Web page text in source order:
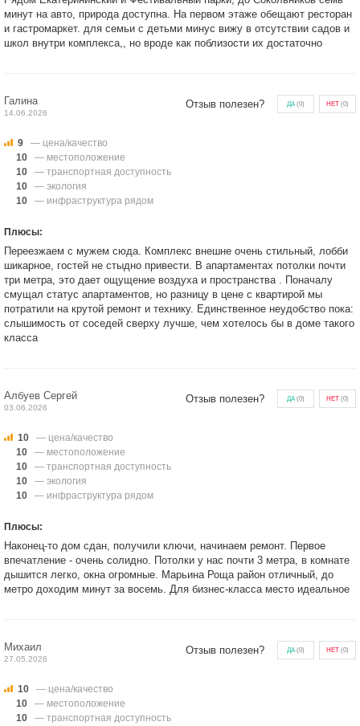
минут на авто, природа доступна. На первом этаже обещают ресторан
и гастромаркет. для семьи с детьми минус вижу в отсутствии садов и
школ внутри комплекса,, но вроде как поблизости их достаточно
Галина
14.06.2026
Отзыв полезен? ДА(0) НЕТ (0)
9
— цена/качество
10
— местоположение
10
— транспортная доступность
10
— экология
10
— инфраструктура рядом
Плюсы:
Переезжаем с мужем сюда. Комплекс внешне очень стильный, лобби
шикарное, гостей не стыдно привести. В апартаментах потолки почти
три метра, это дает ощущение воздуха и пространства . Поначалу
смущал статус апартаментов, но разницу в цене с квартирой мы
потратили на крутой ремонт и технику. Единственное неудобство пока:
слышимость от соседей сверху лучше, чем хотелось бы в доме такого
класса
Албуев Сергей
03.06.2026
Отзыв полезен? ДА(0) НЕТ (0)
10
— цена/качество
10
— местоположение
10
— транспортная доступность
10
— экология
10
— инфраструктура рядом
Плюсы:
Наконец-то дом сдан, получили ключи, начинаем ремонт. Первое
впечатление - очень солидно. Потолки у нас почти 3 метра, в комнате
дышится легко, окна огромные. Марьина Роща район отличный, до
метро доходим минут за восемь. Для бизнес-класса место идеальное
Михаил
27.05.2026
Отзыв полезен? ДА(0) НЕТ (0)
10
— цена/качество
10
— местоположение
10
— транспортная доступность